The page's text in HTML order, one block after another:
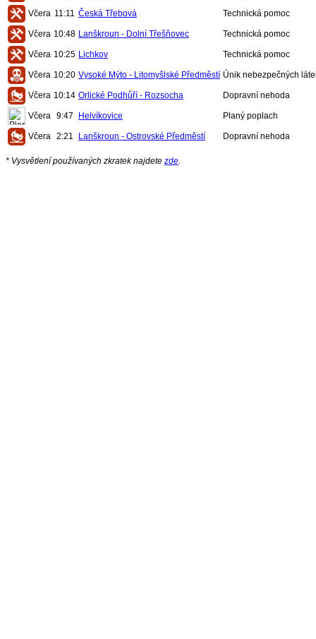
Včera 11:11 Česká Třebová Technická pomoc
Včera 10:48 Lanškroun - Dolní Třešňovec Technická pomoc
Včera 10:25 Lichkov Technická pomoc
Včera 10:20 Vysoké Mýto - Litomyšlské Předměstí Únik nebezpečných
Včera 10:14 Orlické Podhůří - Rozsocha Dopravní nehoda
Včera 9:47 Helvíkovice Planý poplach
Včera 2:21 Lanškroun - Ostrovské Předměstí Dopravní nehoda
* Vysvětlení používaných zkratek najdete zde.